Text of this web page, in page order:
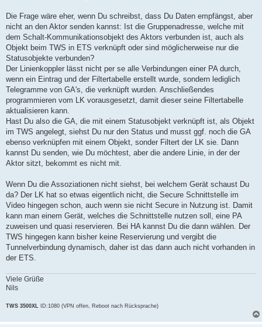
Die Frage wäre eher, wenn Du schreibst, dass Du Daten empfängst, aber
nicht an den Aktor senden kannst: Ist die Gruppenadresse, welche mit
dem Schalt-Kommunikationsobjekt des Aktors verbunden ist, auch als
Objekt beim TWS in ETS verknüpft oder sind möglicherweise nur die
Statusobjekte verbunden?
Der Linienkoppler lässt nicht per se alle Verbindungen einer PA durch,
wenn ein Eintrag und der Filtertabelle erstellt wurde, sondern lediglich
Telegramme von GA's, die verknüpft wurden. Anschließendes
programmieren vom LK vorausgesetzt, damit dieser seine Filtertabelle
aktualisieren kann.
Hast Du also die GA, die mit einem Statusobjekt verknüpft ist, als Objekt
im TWS angelegt, siehst Du nur den Status und musst ggf. noch die GA
ebenso verknüpfen mit einem Objekt, sonder Filtert der LK sie. Dann
kannst Du senden, wie Du möchtest, aber die andere Linie, in der der
Aktor sitzt, bekommt es nicht mit.
Wenn Du die Assoziationen nicht siehst, bei welchem Gerät schaust Du
da? Der LK hat so etwas eigentlich nicht, die Secure Schnittstelle im
Video hingegen schon, auch wenn sie nicht Secure in Nutzung ist. Damit
kann man einem Gerät, welches die Schnittstelle nutzen soll, eine PA
zuweisen und quasi reservieren. Bei HA kannst Du die dann wählen. Der
TWS hingegen kann bisher keine Reservierung und vergibt die
Tunnelverbindung dynamisch, daher ist das dann auch nicht vorhanden in
der ETS.
Viele Grüße
Nils
TWS 3500XL ID:1080 (VPN offen, Reboot nach Rücksprache)